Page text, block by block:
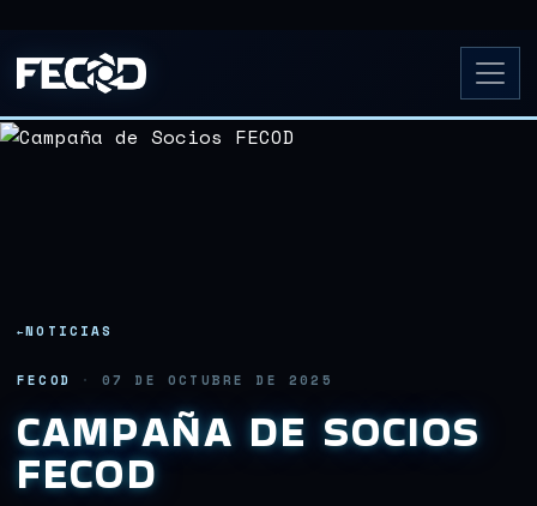
NOTICIAS
FECOD · 07 DE OCTUBRE DE 2025
CAMPAÑA DE SOCIOS
FECOD